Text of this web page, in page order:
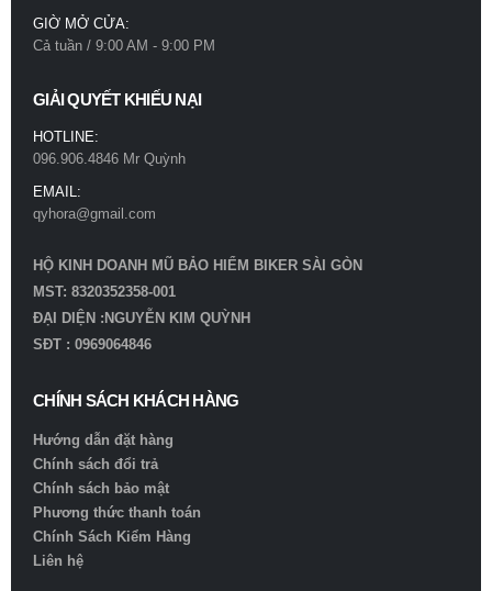
GIỜ MỞ CỬA:
Cả tuần / 9:00 AM - 9:00 PM
GIẢI QUYẾT KHIẾU NẠI
HOTLINE:
096.906.4846 Mr Quỳnh
EMAIL:
qyhora@gmail.com
HỘ KINH DOANH MŨ BẢO HIỂM BIKER SÀI GÒN
MST: 8320352358-001
ĐẠI DIỆN :NGUYỄN KIM QUỲNH
SĐT : 0969064846
CHÍNH SÁCH KHÁCH HÀNG
Hướng dẫn đặt hàng
Chính sách đổi trả
Chính sách bảo mật
Phương thức thanh toán
Chính Sách Kiểm Hàng
Liên hệ